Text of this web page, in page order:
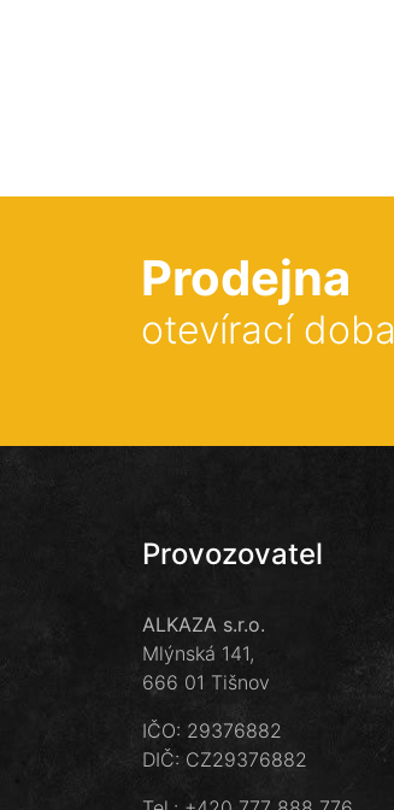
Prodejna
otevírací doba
Provozovatel
ALKAZA s.r.o.
Mlýnská 141,
666 01 Tišnov
IČO: 29376882
DIČ: CZ29376882